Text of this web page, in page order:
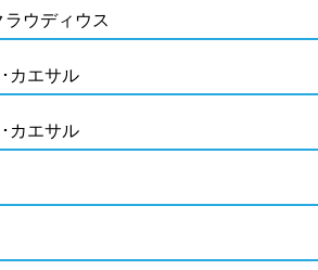
ラウディウス
カエサル
カエサル